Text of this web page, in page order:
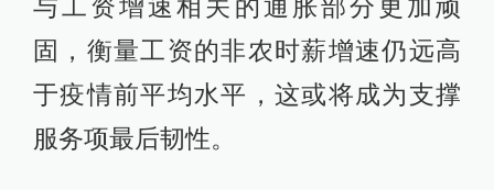
与工资增速相关的通胀部分更加顽
固，衡量工资的非农时薪增速仍远高
于疫情前平均水平，这或将成为支撑
服务项最后韧性。